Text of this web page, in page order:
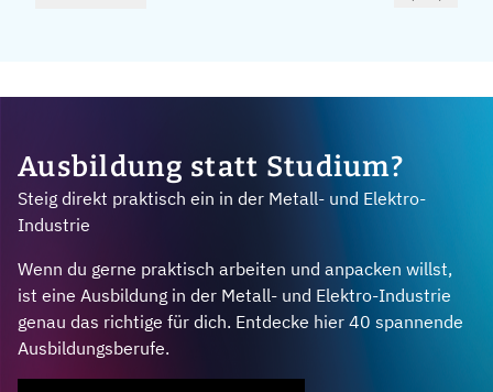
Ausbildung statt Studium?
Steig direkt praktisch ein in der Metall- und Elektro-
Industrie
Wenn du gerne praktisch arbeiten und anpacken willst,
ist eine Ausbildung in der Metall- und Elektro-Industrie
genau das richtige für dich. Entdecke hier 40 spannende
Ausbildungsberufe.